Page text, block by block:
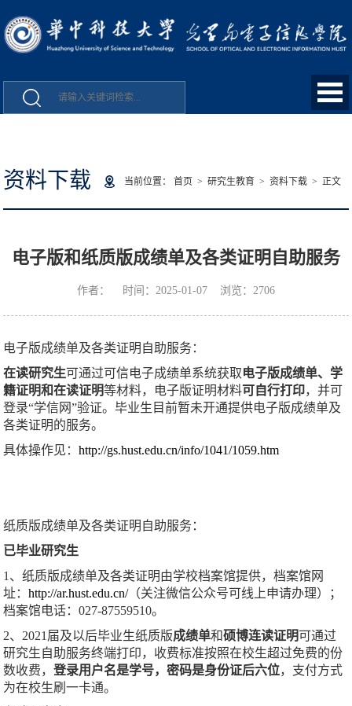
资料下载 当前位置： 首页 > 研究生教育 > 资料下载> 正文
电子版和纸质版成绩单及各类证明自助服务
作者： 时间：2025-01-07 浏览： 2706
电子版成绩单及各类证明自助服务：
在读研究生可通过可信电子成绩单系统获取电子版成绩单、学
籍证明和在读证明等材料，电子版证明材料可自行打印，并可
登录“学信网”验证。毕业生目前暂未开通提供电子版成绩单及
各类证明的服务。
具体操作见：http://gs.hust.edu.cn/info/1041/1059.htm
纸质版成绩单及各类证明自助服务：
已毕业研究生
1、纸质版成绩单及各类证明由学校档案馆提供，档案馆网
址：http://ar.hust.edu.cn/（关注微信公众号可线上申请办理）；
档案馆电话：027-87559510。
2、2021届及以后毕业生纸质版成绩单和硕博连读证明可通过
研究生自助服务终端打印，收费标准按照在校生超过免费的份
数收费，登录用户名是学号，密码是身份证后六位，支付方式
为在校生刷一卡通。